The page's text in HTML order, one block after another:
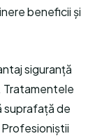
beneficii și
siguranță
Tratamentele
suprafață de